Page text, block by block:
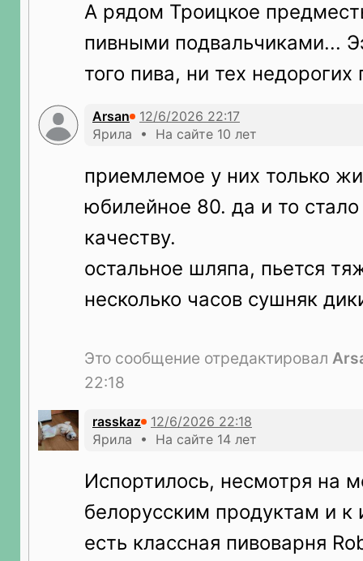
А рядом Троицкое
пивными подвальчиками...
того пива, ни тех недорогих
Arsan
Ярила • На сайте 10 лет
приемлемое у них только
юбилейное 80. да и то стало
качеству.
остальное шляпа, пьется
несколько часов сушняк
Это сообщение отредактировал
22:18
rasskaz
Ярила • На сайте 14 лет
Испортилось, несмотря на
белорусским продуктам и к
есть классная пивоварня